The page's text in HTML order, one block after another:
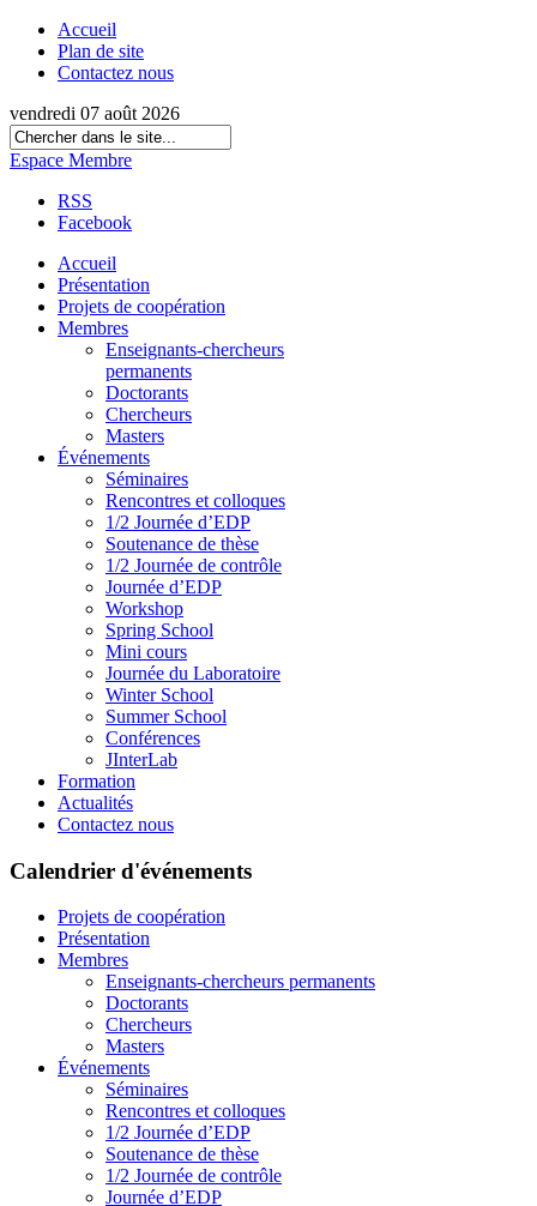
Accueil
Plan de site
Contactez nous
vendredi 07 août 2026
Espace Membre
RSS
Facebook
Accueil
Présentation
Projets de coopération
Membres
Enseignants-chercheurs
permanents
Doctorants
Chercheurs
Masters
Événements
Séminaires
Rencontres et colloques
1/2 Journée d’EDP
Soutenance de thèse
1/2 Journée de contrôle
Journée d’EDP
Workshop
Spring School
Mini cours
Journée du Laboratoire
Winter School
Summer School
Conférences
JInterLab
Formation
Actualités
Contactez nous
Calendrier d'événements
Projets de coopération
Présentation
Membres
Enseignants-chercheurs permanents
Doctorants
Chercheurs
Masters
Événements
Séminaires
Rencontres et colloques
1/2 Journée d’EDP
Soutenance de thèse
1/2 Journée de contrôle
Journée d’EDP